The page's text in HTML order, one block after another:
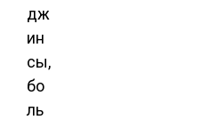
дж
ин
сы,
бо
ль